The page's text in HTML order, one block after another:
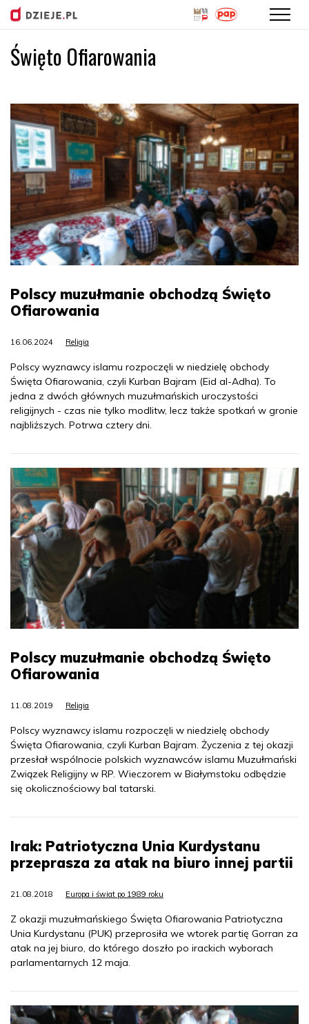
Przejdź
do
Święto Ofiarowania
Polscy muzułmanie obchodzą Święto
Ofiarowania
16.06.2024 Religia
Polscy wyznawcy islamu rozpoczęli w niedzielę obchody
Święta Ofiarowania, czyli Kurban Bajram (Eid al-Adha). To
jedna z dwóch głównych muzułmańskich uroczystości
religijnych - czas nie tylko modlitw, lecz także spotkań w gronie
najbliższych. Potrwa cztery dni.
Polscy muzułmanie obchodzą Święto
Ofiarowania
11.08.2019 Religia
Polscy wyznawcy islamu rozpoczęli w niedzielę obchody
Święta Ofiarowania, czyli Kurban Bajram. Życzenia z tej okazji
przesłał wspólnocie polskich wyznawców islamu Muzułmański
Związek Religijny w RP. Wieczorem w Białymstoku odbędzie
się okolicznościowy bal tatarski.
Irak: Patriotyczna Unia Kurdystanu
przeprasza za atak na biuro innej partii
21.08.2018 Europa i świat po 1989 roku
Z okazji muzułmańskiego Święta Ofiarowania Patriotyczna
Unia Kurdystanu (PUK) przeprosiła we wtorek partię Gorran za
atak na jej biuro, do którego doszło po irackich wyborach
parlamentarnych 12 maja.